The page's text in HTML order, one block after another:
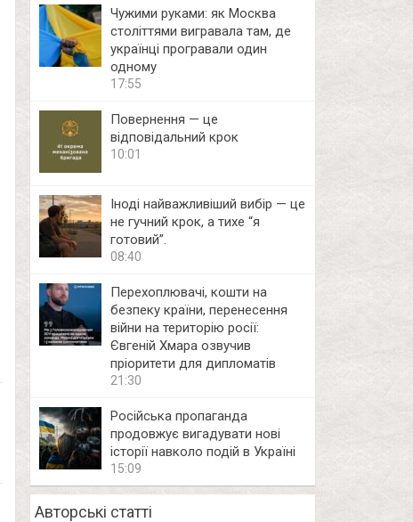
Чужими руками: як Москва
століттями вигравала там, де
українці програвали один
одному
17:55
Повернення — це
відповідальний крок
10:01
Іноді найважливіший вибір — це
не гучний крок, а тихе “я
готовий”.
08:40
Перехоплювачі, кошти на
безпеку країни, перенесення
війни на територію росії:
Євгеній Хмара озвучив
пріоритети для дипломатів
21:30
Російська пропаганда
продовжує вигадувати нові
історії навколо подій в Україні
15:09
Авторські статті